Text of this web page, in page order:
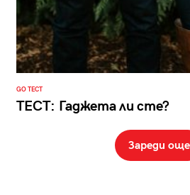
GO ТЕСТ
ТЕСТ: Гаджета ли сте?
Зареди още